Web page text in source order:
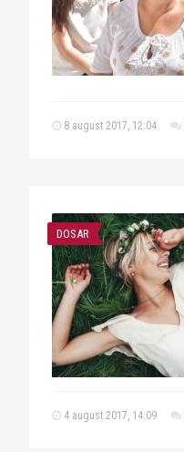
8 august 2017, 12:04
DOSAR
4 august 2017, 14:09